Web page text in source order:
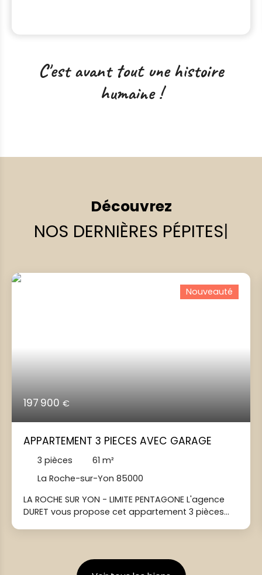
C'est avant tout une histoire
humaine !
Découvrez
NO|
197 900 €
Nouveauté
APPARTEMENT 3 PIECES AVEC GARAGE
3 pièces 61 m²
La Roche-sur-Yon 85000
LA ROCHE SUR YON - LIMITE PENTAGONE L'agence
DURET vous propose cet appartement 3 pièces
placard, une pièce de vie avec cuisine aménagée,